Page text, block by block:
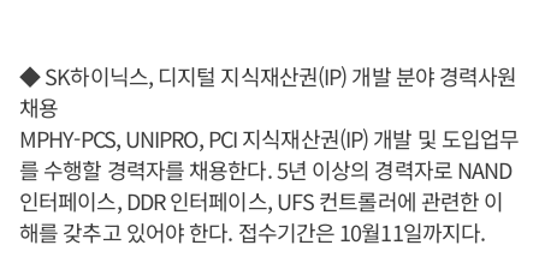
◆ SK하이닉스, 디지털 지식재산권(IP) 개발 분야 경력사원
채용
MPHY-PCS, UNIPRO, PCI 지식재산권(IP) 개발 및 도입업무
를 수행할 경력자를 채용한다. 5년 이상의 경력자로 NAND
인터페이스, DDR 인터페이스, UFS 컨트롤러에 관련한 이
해를 갖추고 있어야 한다. 접수기간은 10월11일까지다.